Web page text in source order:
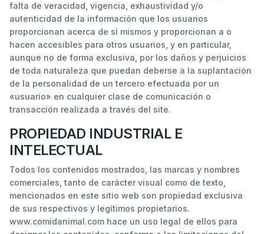
falta de veracidad, vigencia, exhaustividad y/o
autenticidad de la información que los usuarios
proporcionan acerca de sí mismos y proporcionan a o
hacen accesibles para otros usuarios, y en particular,
aunque no de forma exclusiva, por los daños y perjuicios
de toda naturaleza que puedan deberse a la suplantación
de la personalidad de un tercero efectuada por un
«usuario» en cualquier clase de comunicación o
transacción realizada a través del site.
PROPIEDAD INDUSTRIAL E
INTELECTUAL
Todos los contenidos mostrados, las marcas y nombres
comerciales, tanto de carácter visual como de texto,
mencionados en este sitio web son propiedad exclusiva
de sus respectivos y legítimos propietarios.
www.comidanimal.com hace un uso legal de ellos para